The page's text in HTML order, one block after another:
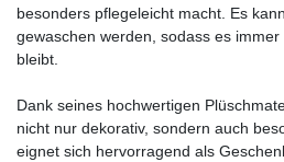
besonders pflegeleicht macht. Es
gewaschen werden, sodass es
bleibt.
Dank seines hochwertigen
nicht nur dekorativ, sondern auch
eignet sich hervorragend als